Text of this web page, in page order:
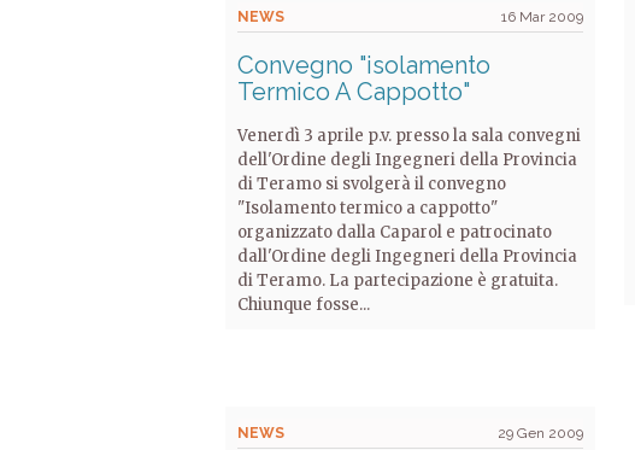
NEWS 16 Mar 2009
Convegno "isolamento
Termico A Cappotto"
Venerdì 3 aprile p.v. presso la sala convegni
dell'Ordine degli Ingegneri della Provincia
di Teramo si svolgerà il convegno
"Isolamento termico a cappotto"
organizzato dalla Caparol e patrocinato
dall'Ordine degli Ingegneri della Provincia
di Teramo. La partecipazione è gratuita.
Chiunque fosse...
NEWS 29 Gen 2009